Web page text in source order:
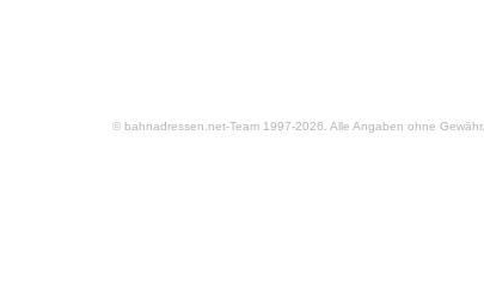
© bahnadressen.net-Team 1997-2026. Alle Angaben ohne Gewähr.